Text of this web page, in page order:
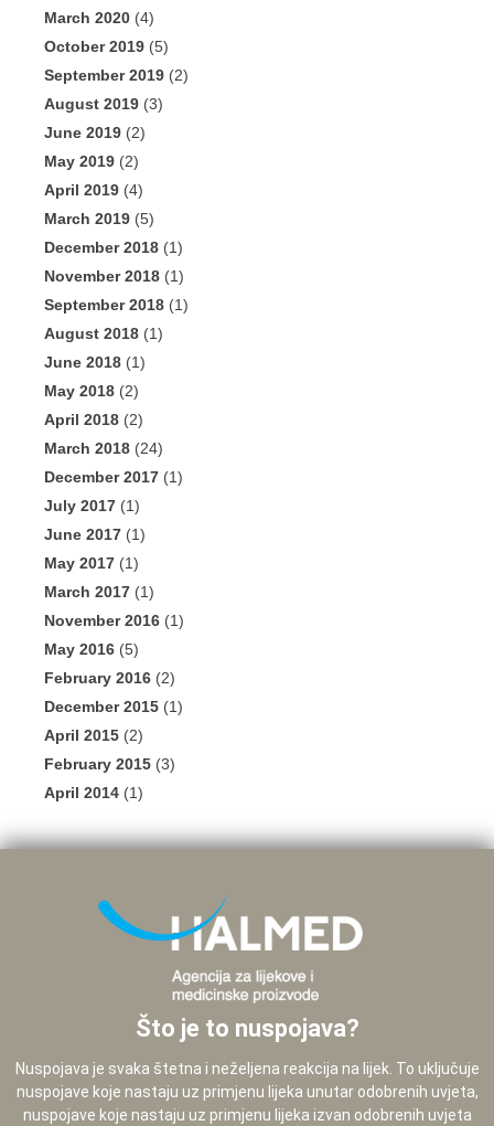
March 2020 (4)
October 2019 (5)
September 2019 (2)
August 2019 (3)
June 2019 (2)
May 2019 (2)
April 2019 (4)
March 2019 (5)
December 2018 (1)
November 2018 (1)
September 2018 (1)
August 2018 (1)
June 2018 (1)
May 2018 (2)
April 2018 (2)
March 2018 (24)
December 2017 (1)
July 2017 (1)
June 2017 (1)
May 2017 (1)
March 2017 (1)
November 2016 (1)
May 2016 (5)
February 2016 (2)
December 2015 (1)
April 2015 (2)
February 2015 (3)
April 2014 (1)
Što je to nuspojava?
Nuspojava je svaka štetna i neželjena reakcija na lijek. To uključuje
nuspojave koje nastaju uz primjenu lijeka unutar odobrenih uvjeta,
nuspojave koje nastaju uz primjenu lijeka izvan odobrenih uvjeta